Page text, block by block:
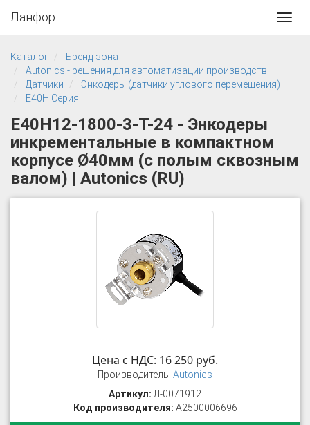
Ланфор
Каталог
Бренд-зона
Autonics - решения для автоматизации производств
Датчики
Энкодеры (датчики углового перемещения)
E40H Серия
E40H12-1800-3-T-24 - Энкодеры
инкрементальные в компактном
корпусе Ø40мм (с полым сквозным
валом) | Autonics (RU)
Цена с НДС: 16 250 руб.
Производитель: Autonics
Артикул: Л-0071912
Код производителя: A2500006696